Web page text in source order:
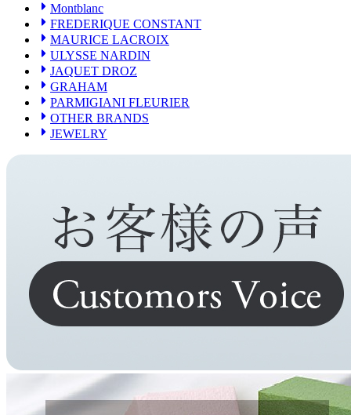
Montblanc
FREDERIQUE CONSTANT
MAURICE LACROIX
ULYSSE NARDIN
JAQUET DROZ
GRAHAM
PARMIGIANI FLEURIER
OTHER BRANDS
JEWELRY